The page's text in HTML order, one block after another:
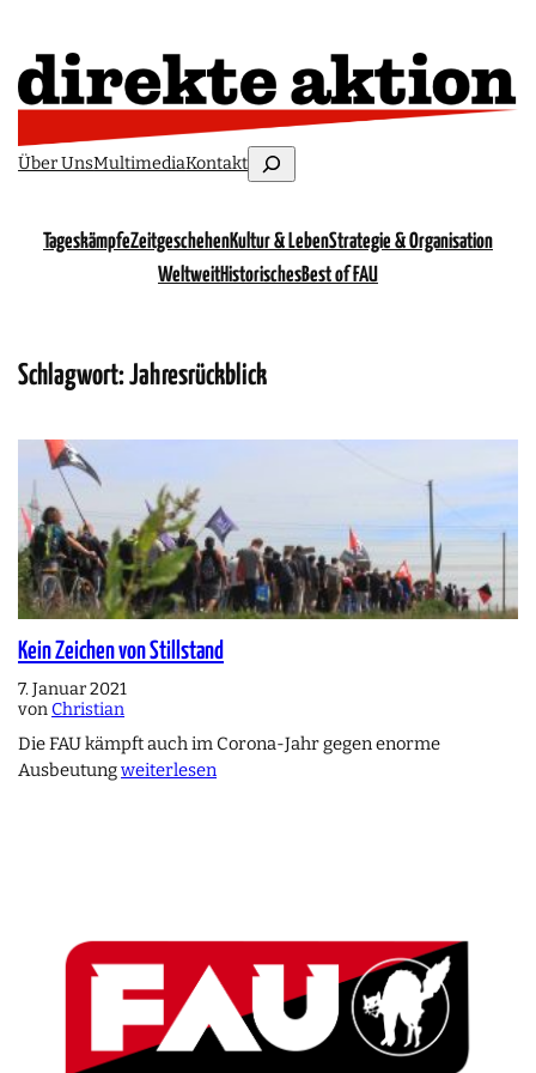
Über UnsMultimediaKontaktSuchen
TageskämpfeZeitgeschehenKultur & LebenStrategie & Organisation
WeltweitHistorischesBest of FAU
Schlagwort:Jahresrückblick
Kein Zeichen von Stillstand
7. Januar 2021
von Christian
Die FAU kämpft auch im Corona-Jahr gegen enorme
Ausbeutungweiterlesen